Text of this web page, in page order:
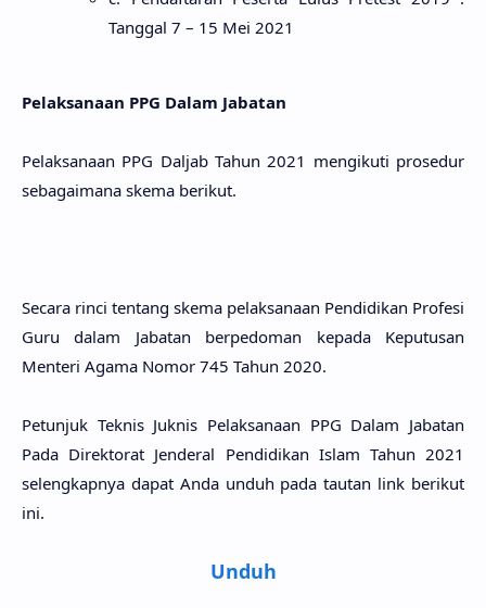
Tanggal 7 – 15 Mei 2021
Pelaksanaan PPG Dalam Jabatan
Pelaksanaan PPG Daljab Tahun 2021 mengikuti prosedur
sebagaimana skema berikut.
Secara rinci tentang skema pelaksanaan Pendidikan Profesi
Guru dalam Jabatan berpedoman kepada Keputusan
Menteri Agama Nomor 745 Tahun 2020.
Petunjuk Teknis Juknis Pelaksanaan PPG Dalam Jabatan
Pada Direktorat Jenderal Pendidikan Islam Tahun 2021
selengkapnya dapat Anda unduh pada tautan link berikut
ini.
Unduh